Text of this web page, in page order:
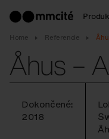
Home Referencie
Åhus –
Dokončené:
2018